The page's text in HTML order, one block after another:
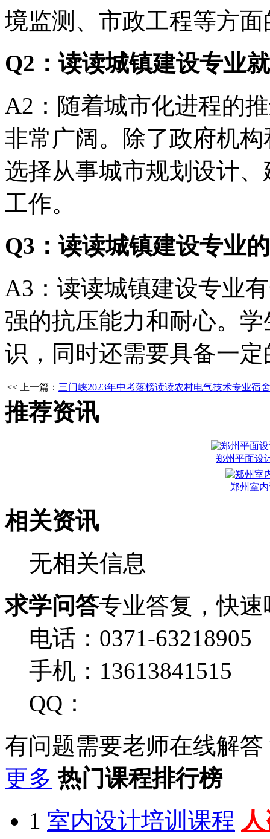
境监测、市政工程等方
Q2：读读城镇建设专业
A2：随着城市化进程的
非常广阔。除了政府机
选择从事城市规划设计
工作。
Q3：读读城镇建设专业
A3：读读城镇建设专业
强的抗压能力和耐心。
识，同时还需要具备一
<< 上一篇： 三门峡2023年中考落榜读读农村电气技术专业宿
推荐资讯
郑州平面设
郑州室
相关资讯
无相关信息
求学问答专业答复，快速
电话：0371-63218905
手机：13613841515
QQ：
有问题需要老师在线解答
更多 热门课程排行榜
1 室内设计培训课程